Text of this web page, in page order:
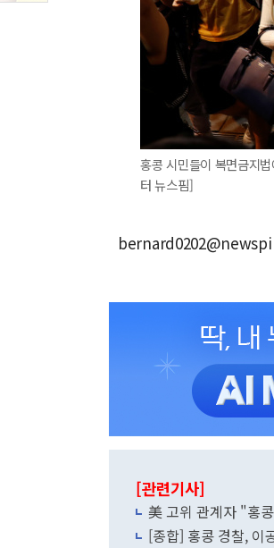
홍콩 시민들이 복면금지
터 뉴스핌]
[관련기사]
美 고위 관계자 "홍
[종합] 홍콩 경찰, 이